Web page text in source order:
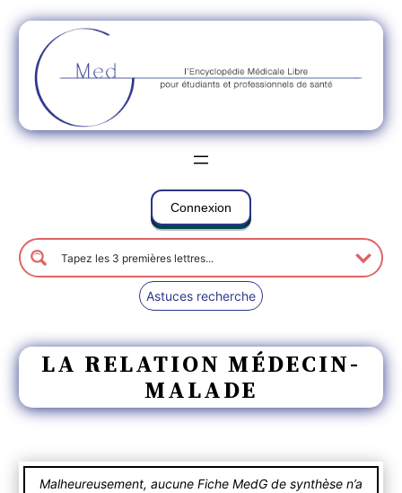
Connexion
Astuces recherche
LA RELATION MÉDECIN-
MALADE
Malheureusement, aucune Fiche MedG de synthèse n’a